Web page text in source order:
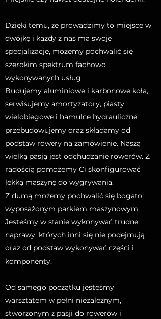
Dzięki temu, że prowadzimy to miejsce w
dwójkę i każdy z nas ma swoje
specjalizacje, możemy pochwalić się
szerokim spektrum fachowo
wykonywanych usług.
Budujemy aluminiowe i karbonowe koła,
serwisujemy amortyzatory, piasty
wielobiegowe i hamulce hydrauliczne,
przebudowujemy oraz składamy od
podstaw rowery na zamówienie. Naszą
wielką pasją jest odchudzanie rowerów. Z
radością pomożemy Ci skonfigurować
lekką maszynę do wygrywania.
Z dumą możemy pochwalić się bogato
wyposażonym parkiem maszynowym.
Jesteśmy w stanie wykonywać trudne
naprawy, których inni się nie podejmują
oraz od podstaw wykonywać części i
komponenty.
Od samego początku jesteśmy
warsztatem w pełni niezależnym,
stworzonym z pasji do rowerów i